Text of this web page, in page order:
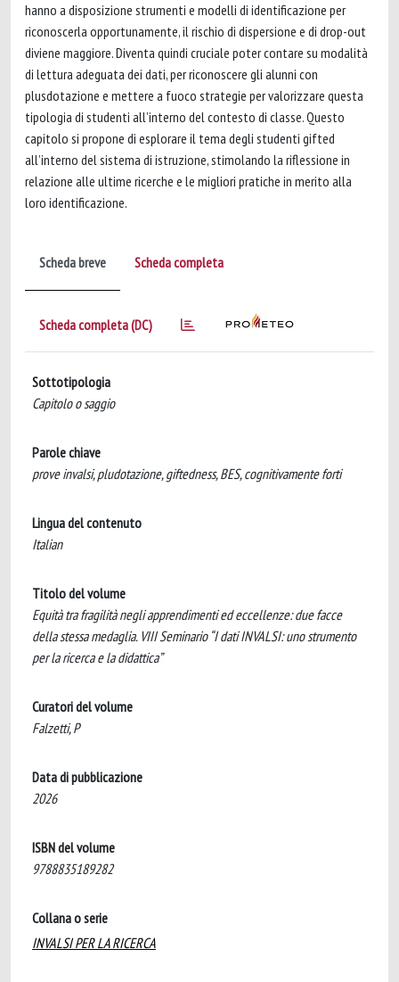
hanno a disposizione strumenti e modelli di identificazione per
riconoscerla opportunamente, il rischio di dispersione e di drop-out
diviene maggiore. Diventa quindi cruciale poter contare su modalità
di lettura adeguata dei dati, per riconoscere gli alunni con
plusdotazione e mettere a fuoco strategie per valorizzare questa
tipologia di studenti all’interno del contesto di classe. Questo
capitolo si propone di esplorare il tema degli studenti gifted
all’interno del sistema di istruzione, stimolando la riflessione in
relazione alle ultime ricerche e le migliori pratiche in merito alla
loro identificazione.
Scheda breve Scheda completa
Scheda completa (DC)
Sottotipologia
Capitolo o saggio
Parole chiave
prove invalsi, pludotazione, giftedness, BES, cognitivamente forti
Lingua del contenuto
Italian
Titolo del volume
Equità tra fragilità negli apprendimenti ed eccellenze: due facce
della stessa medaglia. VIII Seminario “I dati INVALSI: uno strumento
per la ricerca e la didattica”
Curatori del volume
Falzetti, P
Data di pubblicazione
2026
ISBN del volume
9788835189282
Collana o serie
INVALSI PER LA RICERCA